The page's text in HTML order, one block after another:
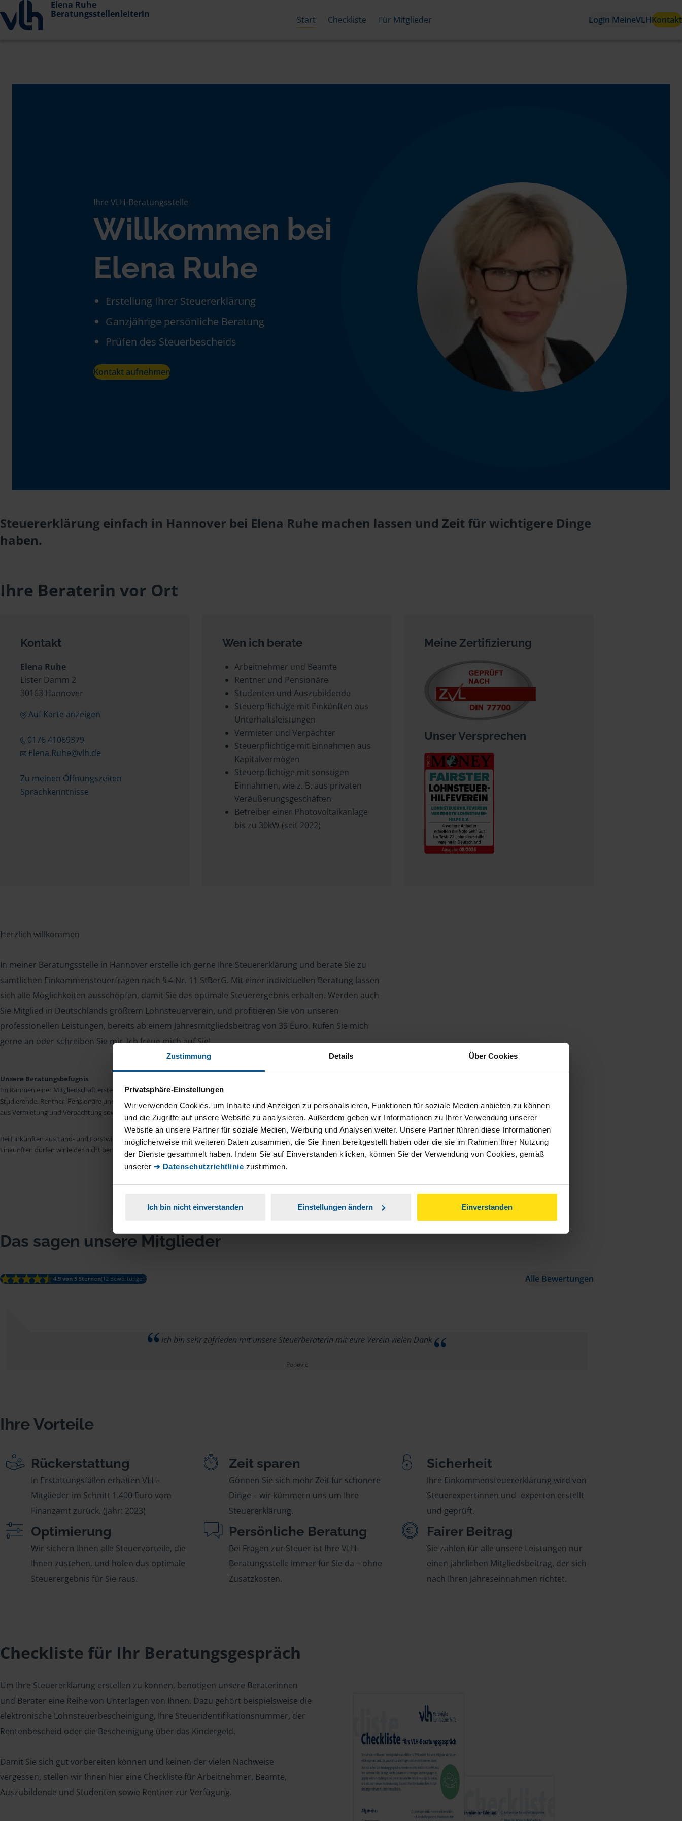
Zustimmung Details Über Cookies
Privatsphäre-Einstellungen
Wir verwenden Cookies, um Inhalte und Anzeigen zu personalisieren, Funktionen für soziale Medien anbieten zu können
und die Zugriffe auf unsere Website zu analysieren. Außerdem geben wir Informationen zu Ihrer Verwendung unserer
Website an unsere Partner für soziale Medien, Werbung und Analysen weiter. Unsere Partner führen diese Informationen
möglicherweise mit weiteren Daten zusammen, die Sie ihnen bereitgestellt haben oder die sie im Rahmen Ihrer Nutzung
der Dienste gesammelt haben. Indem Sie auf Einverstanden klicken, können Sie der Verwendung von Cookies, gemäß
unserer ➔ Datenschutzrichtlinie zustimmen.
Ich bin nicht einverstanden Einstellungen ändern Einverstanden
Elena Ruhe
Beratungsstellenleiterin
Start Checkliste Für Mitglieder Login MeineVLHKontakt
Ihre VLH-Beratungsstelle
Willkommen bei
Elena Ruhe
Erstellung Ihrer Steuererklärung
Ganzjährige persönliche Beratung
Prüfen des Steuerbescheids
Kontakt aufnehmen
Steuererklärung einfach in Hannover bei Elena Ruhe machen lassen und Zeit für wichtigere Dinge
haben.
Ihre Beraterin vor Ort
Kontakt
Elena Ruhe
Lister Damm 2
30163 Hannover
Auf Karte anzeigen
0176 41069379
Elena.Ruhe@vlh.de
Zu meinen Öffnungszeiten
Sprachkenntnisse
Wen ich berate
Arbeitnehmer und Beamte
Rentner und Pensionäre
Studenten und Auszubildende
Steuerpflichtige mit Einkünften aus
Unterhaltsleistungen
Vermieter und Verpächter
Steuerpflichtige mit Einnahmen aus
Kapitalvermögen
Steuerpflichtige mit sonstigen
Einnahmen, wie z. B. aus privaten
Veräußerungsgeschäften
Betreiber einer Photovoltaikanlage
bis zu 30kW (seit 2022)
Meine Zertifizierung
Unser Versprechen
Herzlich willkommen
In meiner Beratungsstelle in Hannover erstelle ich gerne Ihre Steuererklärung und berate Sie zu
sämtlichen Einkommensteuerfragen nach § 4 Nr. 11 StBerG. Mit einer individuellen Beratung lassen
sich alle Möglichkeiten ausschöpfen, damit Sie das optimale Steuerergebnis erhalten. Werden auch
Sie Mitglied in Deutschlands größtem Lohnsteuerverein, und profitieren Sie von unseren
professionellen Leistungen, bereits ab einem Jahresmitgliedsbeitrag von 39 Euro. Rufen Sie mich
gerne an oder schreiben Sie mir. Ich freue mich auf Sie!
Unsere Beratungsbefugnis
Im Rahmen einer Mitgliedschaft erstellen wir die Einkommensteuererklärung für Arbeitnehmer, Beamte, Auszubildende,
Studierende, Rentner, Pensionäre und Unterhaltsempfänger nach § 4 Nr. 11 Steuerberatungsgesetz (StBerG). Auch bei Einkünften
aus Vermietung und Verpachtung sowie Kapitalerträgen sind wir in vielen Fällen der geeignete Dienstleister für Sie.
Bei Einkünften aus Land- und Forstwirtschaft, aus Gewerbebetrieb, aus selbstständiger Tätigkeit und umsatzsteuerpflichtigen
Einkünften dürfen wir leider nicht beraten.
Das sagen unsere Mitglieder
4.9 von 5 Sternen(12 Bewertungen) Alle Bewertungen
Ich bin sehr zufrieden mit unsere Steuerberaterin mit eure Verein vielen Dank
Popovic
Ihre Vorteile
Rückerstattung
In Erstattungsfällen erhalten VLH-
Mitglieder im Schnitt 1.400 Euro vom
Finanzamt zurück. (Jahr: 2023)
Zeit sparen
Gönnen Sie sich mehr Zeit für schönere
Dinge – wir kümmern uns um Ihre
Steuererklärung.
Sicherheit
Ihre Einkommensteuererklärung wird von
Steuerexpertinnen und -experten erstellt
und geprüft.
Optimierung
Wir sichern Ihnen alle Steuervorteile, die
Ihnen zustehen, und holen das optimale
Steuerergebnis für Sie raus.
Persönliche Beratung
Bei Fragen zur Steuer ist Ihre VLH-
Beratungsstelle immer für Sie da – ohne
Zusatzkosten.
Fairer Beitrag
Sie zahlen für alle unsere Leistungen nur
einen jährlichen Mitgliedsbeitrag, der sich
nach Ihren Jahreseinnahmen richtet.
Checkliste für Ihr Beratungsgespräch
Um Ihre Steuererklärung erstellen zu können, benötigen unsere Beraterinnen
und Berater eine Reihe von Unterlagen von Ihnen. Dazu gehört beispielsweise die
elektronische Lohnsteuerbescheinigung, Ihre Steueridentifikationsnummer, der
Rentenbescheid oder die Bescheinigung über das Kindergeld.
Damit Sie sich gut vorbereiten können und keinen der vielen Nachweise
vergessen, stellen wir Ihnen hier eine Checkliste für Arbeitnehmer, Beamte,
Auszubildende und Studenten sowie Rentner zur Verfügung.